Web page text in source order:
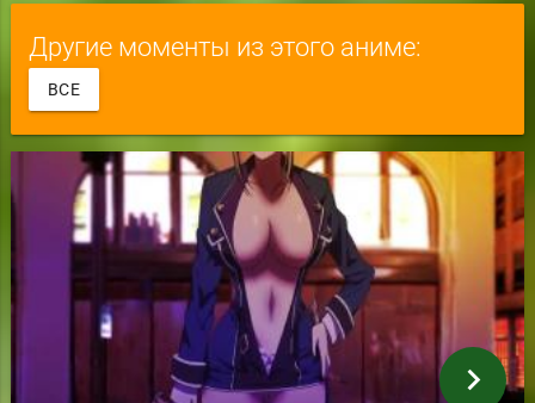
Другие моменты из этого аниме:
ВСЕ
chevron_right